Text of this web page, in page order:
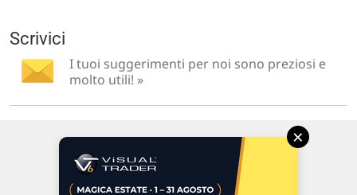
Scrivici
I tuoi suggerimenti per noi sono preziosi e
molto utili! »
×